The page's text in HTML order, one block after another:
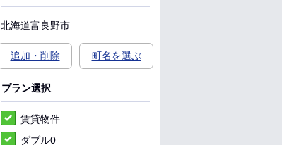
北海道富良野市
追加・削除 町名を選ぶ
プラン選択
賃貸物件
ダブル0